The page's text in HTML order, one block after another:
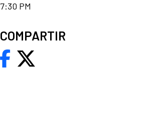
7:30 PM
COMPARTIR